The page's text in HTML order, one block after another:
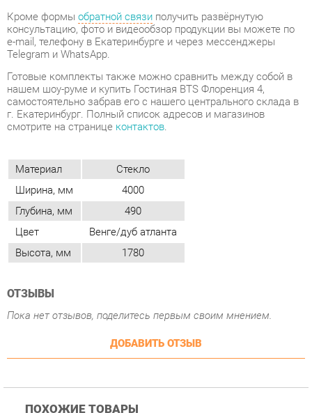
Готовые комплекты также можно сравнить между собой в
нашем шоу-руме и купить Гостиная BTS Флоренция 4,
самостоятельно забрав его с нашего центрального склада в
г. Екатеринбург. Полный список адресов и магазинов
смотрите на странице
Материал
Стекло
Ширина, мм
4000
Цвет
Венге/дуб атланта
Высота, мм
1780
ОТЗЫВЫ
Пока нет отзывов, поделитесь первым своим мнением.